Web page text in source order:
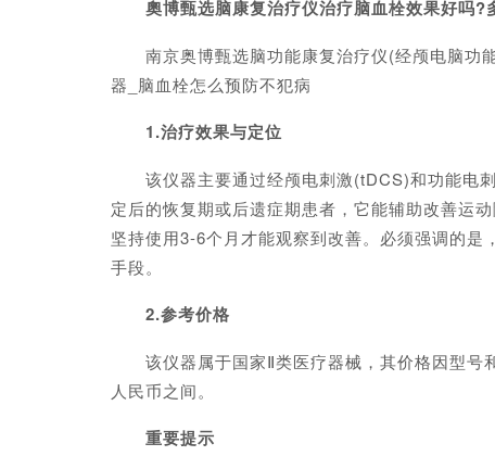
奧博甄选脑康复治疗仪治疗脑血栓效果好吗?
南京奥博甄选脑功能康复治疗仪(经颅电脑功能
器_脑血栓怎么预防不犯病
1.治疗效果与定位
该仪器主要通过经颅电刺激(tDCS)和功能电刺
定后的恢复期或后遗症期患者，它能辅助改善运
坚持使用3-6个月才能观察到改善。必须强调的
手段。
2.参考价格
该仪器属于国家Ⅱ类医疗器械，其价格因型号
人民币之间。
重要提示